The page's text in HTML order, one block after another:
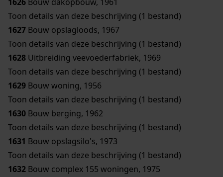
Toon details van deze beschrijving (1 bestand)
1627 Bouw opslagloods, 1967
Toon details van deze beschrijving (1 bestand)
1628 Uitbreiding veevoederfabriek, 1969
Toon details van deze beschrijving (1 bestand)
1629 Bouw woning, 1956
Toon details van deze beschrijving (1 bestand)
1630 Bouw berging, 1962
Toon details van deze beschrijving (1 bestand)
1631 Bouw opslagsilo's, 1973
Toon details van deze beschrijving (1 bestand)
1632 Bouw complex 155 woningen, 1975